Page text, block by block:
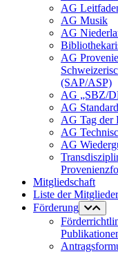
AG
AG Musik
AG
AG
(SAP/ASP)
AG „SBZ/
AG
AG Tag der
AG
AG
Mitgliedschaft
Liste der Mitglieder
Förderung